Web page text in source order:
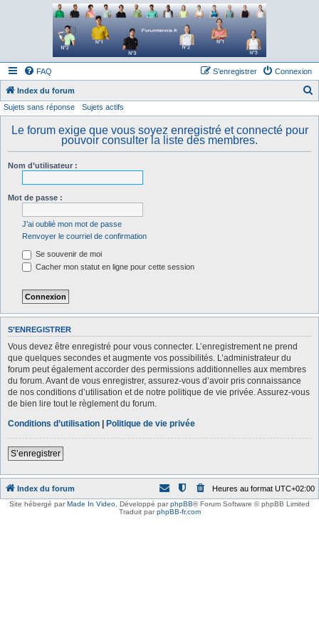
Forum tennis
Le forum des passionnés de tennis
FAQ Connexion
S’enregistrer
Index du forum
Sujets sans réponse Sujets actifs
Le forum exige que vous soyez enregistré et connecté pour
pouvoir consulter la liste des membres.
Nom d’utilisateur :
Mot de passe :
J’ai oublié mon mot de passe
Renvoyer le courriel de confirmation
Se souvenir de moi
Cacher mon statut en ligne pour cette session
S’ENREGISTRER
Vous devez être enregistré pour vous connecter. L’enregistrement ne prend
que quelques secondes et augmente vos possibilités. L’administrateur du
forum peut également accorder des permissions additionnelles aux membres
du forum. Avant de vous enregistrer, assurez-vous d’avoir pris connaissance
de nos conditions d’utilisation et de notre politique de vie privée. Assurez-vous
de bien lire tout le règlement du forum.
Conditions d’utilisation | Politique de vie privée
S’enregistrer
Index du forum Heures au format UTC+02:00
Site hébergé parMade In Video Développé parphpBB® Forum Software © phpBB Limited
Traduit parphpBB-fr.com